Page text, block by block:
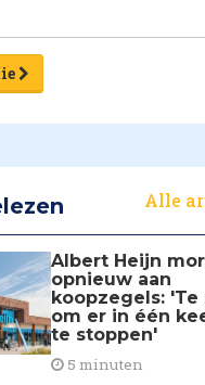
Alle
Albert Heijn
opnieuw aan
koopzegels: 'Te
om er in één
te stoppen'
5 minuten